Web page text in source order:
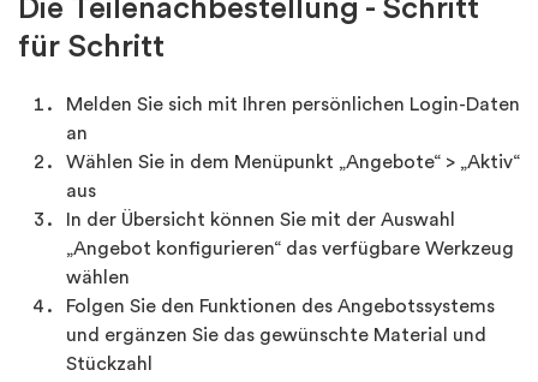
Die Teilenachbestellung - Schritt
für Schritt
Melden Sie sich mit Ihren persönlichen Login-Daten
an
Wählen Sie in dem Menüpunkt „Angebote“ > „Aktiv“
aus
In der Übersicht können Sie mit der Auswahl
„Angebot konfigurieren“ das verfügbare Werkzeug
wählen
Folgen Sie den Funktionen des Angebotssystems
und ergänzen Sie das gewünschte Material und
Stückzahl